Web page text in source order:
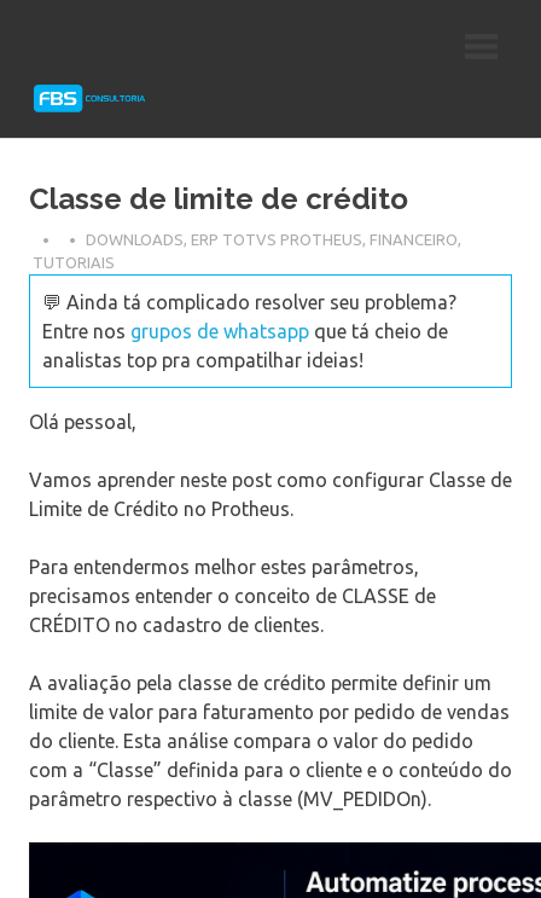
Protheus
Classe de limite de crédito
DOWNLOADS, ERP TOTVS PROTHEUS, FINANCEIRO,
TUTORIAIS
💬 Ainda tá complicado resolver seu problema?
Entre nos grupos de whatsapp que tá cheio de
analistas top pra compatilhar ideias!
Olá pessoal,
Vamos aprender neste post como configurar Classe de
Limite de Crédito no Protheus.
Para entendermos melhor estes parâmetros,
precisamos entender o conceito de CLASSE de
CRÉDITO no cadastro de clientes.
A avaliação pela classe de crédito permite definir um
limite de valor para faturamento por pedido de vendas
do cliente. Esta análise compara o valor do pedido
com a “Classe” definida para o cliente e o conteúdo do
parâmetro respectivo à classe (MV_PEDIDOn).